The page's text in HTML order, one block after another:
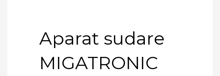
Aparat sudare
MIGATRONIC